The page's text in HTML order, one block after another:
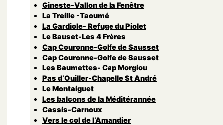
Gineste-Vallon de la Fenêtre
La Treille -Taoumé
La Gardiole- Refuge du Piolet
Le Bauset-Les 4 Frères
Cap Couronne-Golfe de Sausset
Cap Couronne-Golfe de Sausset
Les Baumettes- Cap Morgiou
Pas d’Ouiller-Chapelle St André
Le Montaiguet
Les balcons de la Méditérannée
Cassis-Carnoux
Vers le col de l’Amandier